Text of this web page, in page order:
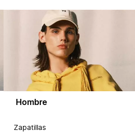
Hombre
Zapatillas